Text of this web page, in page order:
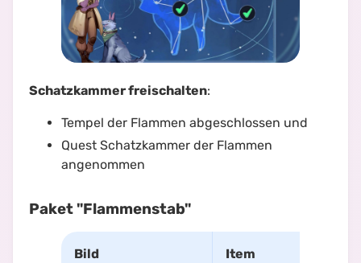
Schatzkammer freischalten:
Tempel der Flammen abgeschlossen und
Quest Schatzkammer der Flammen
angenommen
Paket "Flammenstab"
Bild Item